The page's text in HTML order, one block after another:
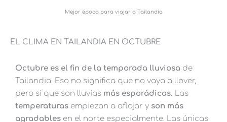
Mejor época para viajar a Tailandia
EL CLIMA EN TAILANDIA EN OCTUBRE
Octubre es el fin de la temporada lluviosa de
Tailandia. Eso no significa que no vaya a llover,
pero sí que son lluvias más esporádicas. Las
temperaturas empiezan a aflojar y son más
agradables en el norte especialmente. Las únicas